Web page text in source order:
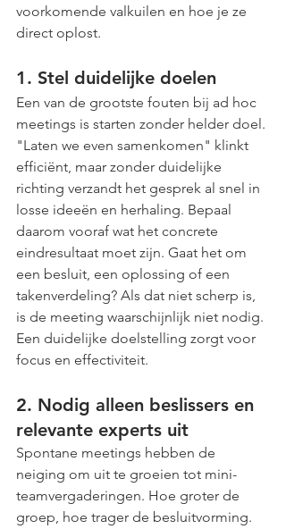
voorkomende valkuilen en hoe je ze
direct oplost.
1. Stel duidelijke doelen
Een van de grootste fouten bij ad hoc
meetings is starten zonder helder doel.
"Laten we even samenkomen" klinkt
efficiënt, maar zonder duidelijke
richting verzandt het gesprek al snel in
losse ideeën en herhaling. Bepaal
daarom vooraf wat het concrete
eindresultaat moet zijn. Gaat het om
een besluit, een oplossing of een
takenverdeling? Als dat niet scherp is,
is de meeting waarschijnlijk niet nodig.
Een duidelijke doelstelling zorgt voor
focus en effectiviteit.
2. Nodig alleen beslissers en
relevante experts uit
Spontane meetings hebben de
neiging om uit te groeien tot mini-
teamvergaderingen. Hoe groter de
groep, hoe trager de besluitvorming.